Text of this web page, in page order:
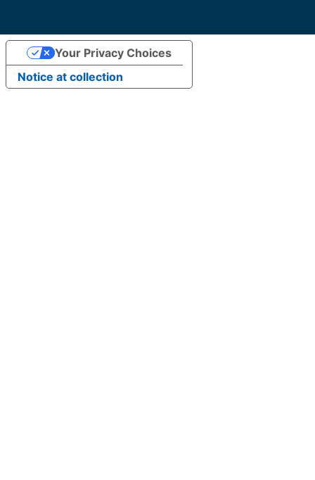
Notice at collection
Your Privacy Choices